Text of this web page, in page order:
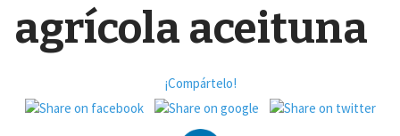
agrícola aceituna
¡Compártelo!